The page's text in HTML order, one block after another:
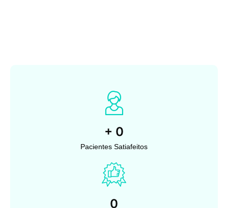
+ 0
Pacientes Satiafeitos
0